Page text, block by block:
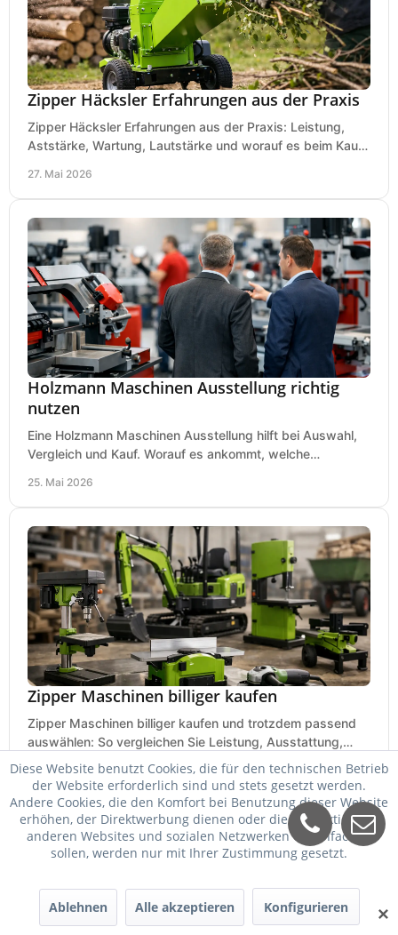
Zipper Häcksler Erfahrungen aus der Praxis
Zipper Häcksler Erfahrungen aus der Praxis: Leistung,
Aststärke, Wartung, Lautstärke und worauf es beim Kauf
27. Mai 2026
Holzmann Maschinen Ausstellung richtig
nutzen
Eine Holzmann Maschinen Ausstellung hilft bei Auswahl,
Vergleich und Kauf. Worauf es ankommt, welche
25. Mai 2026
Zipper Maschinen billiger kaufen
Zipper Maschinen billiger kaufen und trotzdem passend
auswählen: So vergleichen Sie Leistung, Ausstattung,
Service und Folgekosten richtig.
24. Mai 2026
✕
Diese Website benutzt Cookies, die für den technischen Betrieb
der Website erforderlich sind und stets gesetzt werden.
Andere Cookies, die den Komfort bei Benutzung dieser Website
erhöhen, der Direktwerbung dienen oder die Interaktion mit
anderen Websites und sozialen Netzwerken vereinfachen
sollen, werden nur mit Ihrer Zustimmung gesetzt.
Ablehnen Alle akzeptieren Konfigurieren